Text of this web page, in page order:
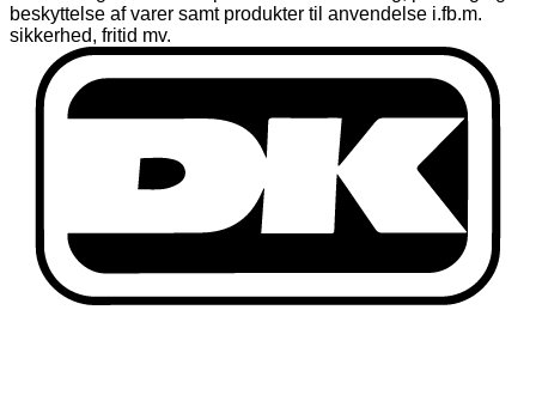
beskyttelse af varer samt produkter til anvendelse i.fb.m.
sikkerhed, fritid mv.